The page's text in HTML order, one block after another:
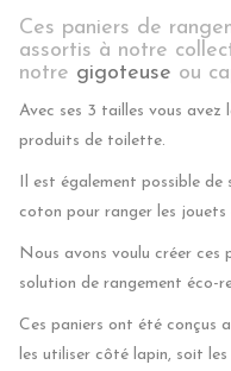
Ces paniers de
assortis à notre
notre gigoteuse ou
Avec ses 3 tailles vous
produits de toilette.
Il est également possible
coton pour ranger les jouets
Nous avons voulu créer ces
solution de rangement éco-
Ces paniers ont été conçus
les utiliser côté lapin, soit